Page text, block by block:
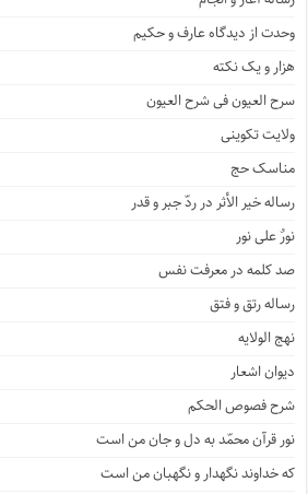
وحدت از دیدگاه عارف و حکیم
هزار و یک نکته
سرح العیون فی شرح العیون
ولایت تکوینی
مناسک حج
رساله خیر الأثر در ردّ جبر و قدر
نورٌ علی نور
صد کلمه در معرفت نفس
رساله رتق و فتق
نهج الولایه
دیوان اشعار
شرح فصوص الحکم
نور قرآن محمّد به دل و جان من است
که خداوند نگهدار و نگهبان من است